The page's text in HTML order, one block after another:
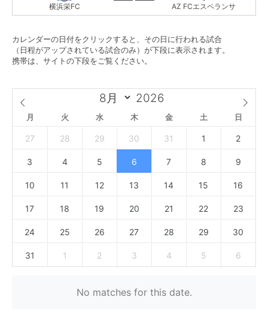
横浜栄FC AZ FCエスペランサ
カレンダーの日付をクリックすると、その日に行われる試合
（日程がアップされている試合のみ）が下段に表示されます。
携帯は、サイトの下段をご覧ください。
月 火 水 木 金 土 日
27 28 29 30 31 1 2
3 4 5 6 7 8 9
10 11 12 13 14 15 16
17 18 19 20 21 22 23
24 25 26 27 28 29 30
31 1 2 3 4 5 6
No matches for this date.